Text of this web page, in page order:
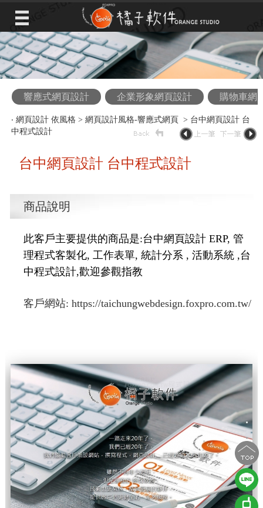
響應式網頁設計 企業形象網頁設計 購物車網
‧ 網頁設計 依風格> 網頁設計風格-響應式網頁
> 台中網頁設計 台
中程式設計
台中網頁設計 台中程式設計
商品說明
此客戶主要提供的商品是:台中網頁設計 ERP, 管
理程式客製化, 工作表單, 統計分系 , 活動系統 ,台
中程式設計,歡迎參觀指教
客戶網站: https://taichungwebdesign.foxpro.com.tw/